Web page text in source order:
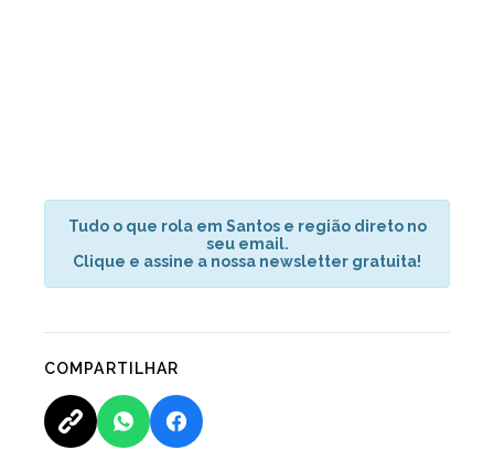
Tudo o que rola em Santos e região direto no
seu email.
Clique e assine a nossa newsletter gratuita!
COMPARTILHAR